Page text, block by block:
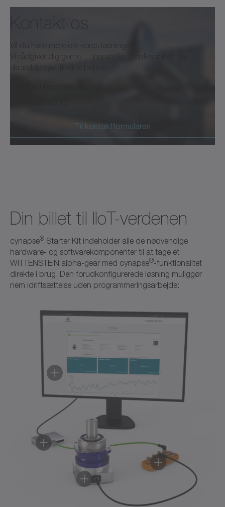
Brugsanvisning Neutral
Download (629 B) Åbn i viewer
Vi rådgiver dig gerne — personligt, professionelt og
Til kontaktformularen
Din billet til IIoT-verdenen
cynapse® Starter Kit indeholder alle de nødvendige
hardware- og softwarekomponenter til at tage et
WITTENSTEIN alpha-gear med cynapse®-funktionalitet
direkte i brug. Den forudkonfigurerede løsning muliggør
nem idriftsættelse uden programmeringsarbejde: